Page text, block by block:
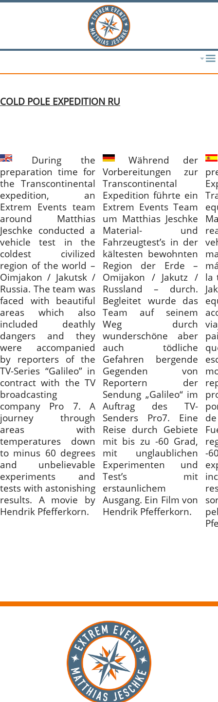
COLD POLE EXPEDITION RU
During the
preparation time for
the Transcontinental
expedition, an
Extrem Events team
around Matthias
Jeschke conducted a
vehicle test in the
coldest civilized
region of the world –
Oimjakon / Jakutsk /
Russia. The team was
faced with beautiful
areas which also
included deathly
dangers and they
were accompanied
by reporters of the
TV-Series “Galileo” in
contract with the TV
broadcasting
company Pro 7. A
journey through
areas with
temperatures down
to minus 60 degrees
and unbelievable
experiments and
tests with astonishing
results. A movie by
Hendrik Pfefferkorn.
Während der
Vorbereitungen zur
Transcontinental
Expedition führte ein
Extrem Events Team
um Matthias Jeschke
Material- und
Fahrzeugtest’s in der
kältesten bewohnten
Region der Erde –
Omijakon / Jakutz /
Russland – durch.
Begleitet wurde das
Team auf seinem
Weg durch
wunderschöne aber
auch tödliche
Gefahren bergende
Gegenden von
Reportern der
Sendung „Galileo“ im
Auftrag des TV-
Senders Pro7. Eine
Reise durch Gebiete
mit bis zu -60 Grad,
mit unglaublichen
Experimenten und
Test’s mit
erstaunlichem
Ausgang. Ein Film von
Hendrik Pfefferkorn.
la
-